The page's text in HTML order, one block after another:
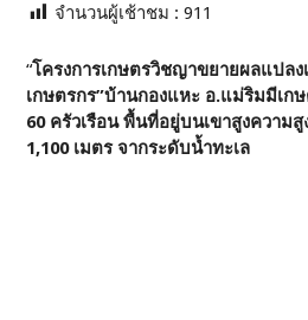
จำนวนผู้เช้าชม :911
“โครงการเกษตรวิชญาขยายผลแปลง
เกษตรกร”บ้านกองแหะ อ.แม่ริมมีเก
60 ครัวเรือน พื้นที่อยู่บนเขาสูงความสู
1,100 เมตร จากระดับน้ำทะเล